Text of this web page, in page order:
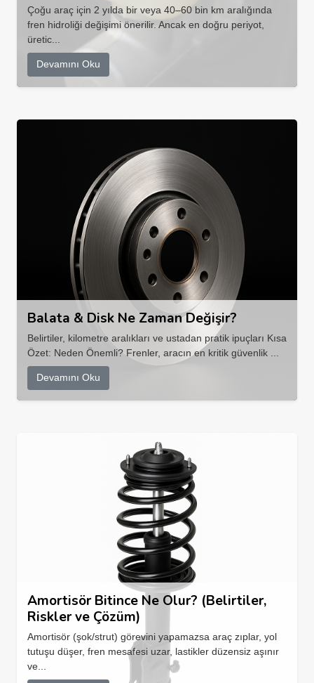
Çoğu araç için 2 yılda bir veya 40–60 bin km aralığında
fren hidroliği değişimi önerilir. Ancak en doğru periyot,
üretic...
Devamını Oku
Balata & Disk Ne Zaman Değişir?
Belirtiler, kilometre aralıkları ve ustadan pratik ipuçları Kısa
Özet: Neden Önemli? Frenler, aracın en kritik güvenlik ...
Devamını Oku
Amortisör Bitince Ne Olur? (Belirtiler,
Riskler ve Çözüm)
Amortisör (şok/strut) görevini yapamazsa araç zıplar, yol
tutuşu düşer, fren mesafesi uzar, lastikler düzensiz aşınır
ve...